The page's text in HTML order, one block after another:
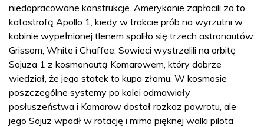
niedopracowane konstrukcje. Amerykanie zapłacili za to
katastrofą Apollo 1, kiedy w trakcie prób na wyrzutni w
kabinie wypełnionej tlenem spaliło się trzech astronautów:
Grissom, White i Chaffee. Sowieci wystrzelili na orbitę
Sojuza 1 z kosmonautą Komarowem, który dobrze
wiedział, że jego statek to kupa złomu. W kosmosie
poszczególne systemy po kolei odmawiały
posłuszeństwa i Komarow dostał rozkaz powrotu, ale
jego Sojuz wpadł w rotację i mimo pięknej walki pilota